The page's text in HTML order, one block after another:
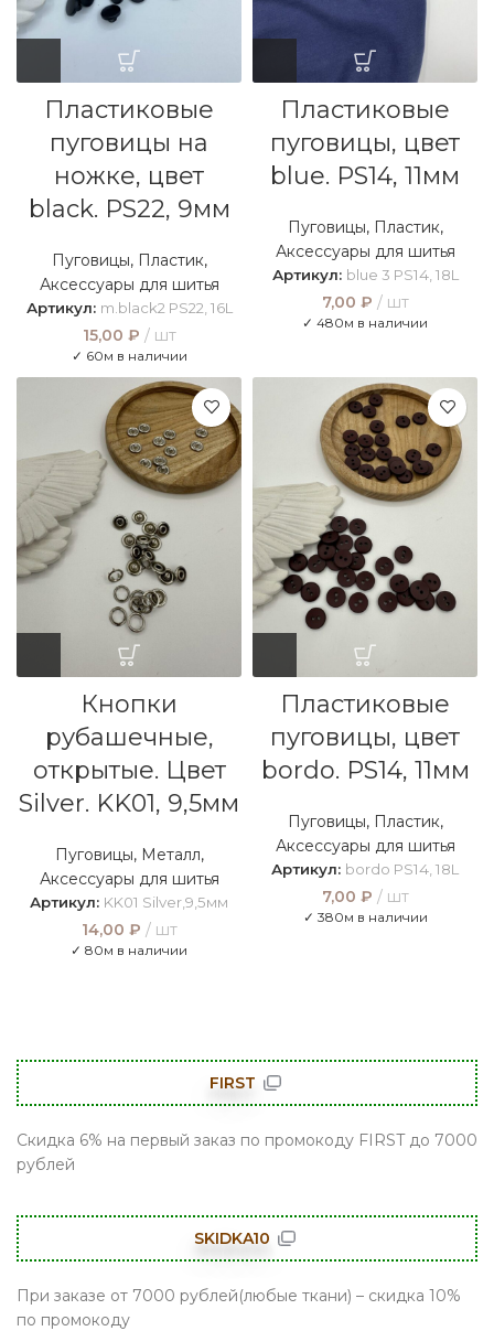
Пластиковые
пуговицы на
ножке, цвет
black. PS22, 9мм
Пуговицы, Пластик,
Аксессуары для шитья
Артикул: m.black2 PS22, 16L
15,00 ₽ шт
✓ 60м в наличии
Пластиковые
пуговицы, цвет
blue. PS14, 11мм
Пуговицы, Пластик,
Аксессуары для шитья
Артикул: blue 3 PS14, 18L
7,00 ₽ шт
✓ 480м в наличии
Кнопки
рубашечные,
открытые. Цвет
Silver. KK01, 9,5мм
Пуговицы, Металл,
Аксессуары для шитья
Артикул: KK01 Silver,9,5мм
14,00 ₽ шт
✓ 80м в наличии
Пластиковые
пуговицы, цвет
bordo. PS14, 11мм
Пуговицы, Пластик,
Аксессуары для шитья
Артикул: bordo PS14, 18L
7,00 ₽ шт
✓ 380м в наличии
FIRST
Скидка 6% на первый заказ по промокоду FIRST до 7000
рублей
SKIDKA10
При заказе от 7000 рублей(любые ткани) – скидка 10%
по промокоду